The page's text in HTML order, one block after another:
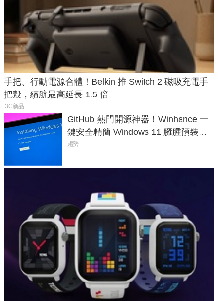
手把、行動電源合體！Belkin 推 Switch 2 磁吸充電手
把殼，續航最高延長 1.5 倍
3C新品
GitHub 熱門開源神器！Winhance 一
鍵安全精簡 Windows 11 臃腫預裝軟
體與後台追蹤
趨勢